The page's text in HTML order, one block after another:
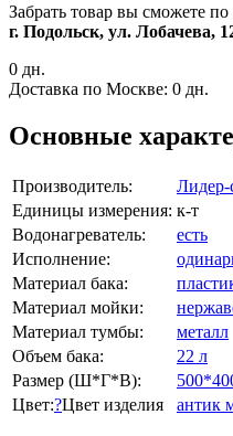
Забрать товар вы сможете по
г. Подольск, ул. Лобачева,
0 дн.
Доставка по Москве: 0 дн.
Основные
Производитель:
Лидер-
Единицы измерения: к-т
Водонагреватель:
есть
Исполнение:
Материал бака:
Материал мойки:
Материал тумбы:
металл
Объем бака:
22 л
Размер (Ш*Г*В):
Цвет:?Цвет изделия антик